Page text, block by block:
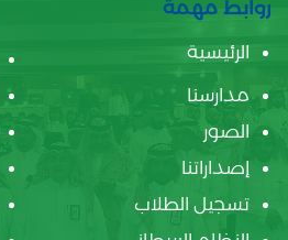
روابط مهمة
الرئيسية
مدارسنا
الصور
إصداراتنا
تسجيل الطلاب